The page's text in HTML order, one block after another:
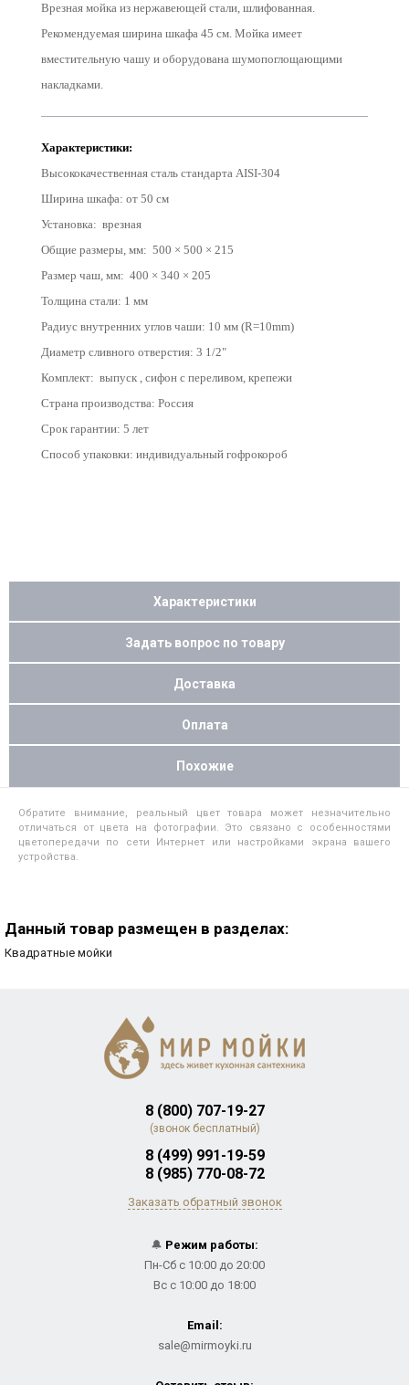
Врезная мойка из нержавеющей стали, шлифованная.
Рекомендуемая ширина шкафа 45 см. Мойка имеет
вместительную чашу и оборудована шумопоглощающими
накладками.
Характеристики:
Высококачественная сталь стандарта AISI-304
Ширина шкафа: от 50 см
Установка: врезная
Общие размеры, мм: 500 × 500 × 215
Размер чаш, мм: 400 × 340 × 205
Толщина стали: 1 мм
Радиус внутренних углов чаши: 10 мм (R=10mm)
Диаметр сливного отверстия: 3 1/2"
Комплект: выпуск , сифон с переливом, крепежи
Страна производства: Россия
Срок гарантии: 5 лет
Способ упаковки: индивидуальный гофрокороб
Характеристики
Задать вопрос по товару
Доставка
Оплата
Похожие
Обратите внимание, реальный цвет товара может незначительно
отличаться от цвета на фотографии. Это связано с особенностями
цветопередачи по сети Интернет или настройками экрана вашего
устройства.
Данный товар размещен в разделах:
Квадратные мойки
8 (800) 707-19-27
(звонок бесплатный)
8 (499) 991-19-59
8 (985) 770-08-72
Заказать обратный звонок
🔔 Режим работы:
Пн-Сб с 10:00 до 20:00
Вс с 10:00 до 18:00
Email:
sale@mirmoyki.ru